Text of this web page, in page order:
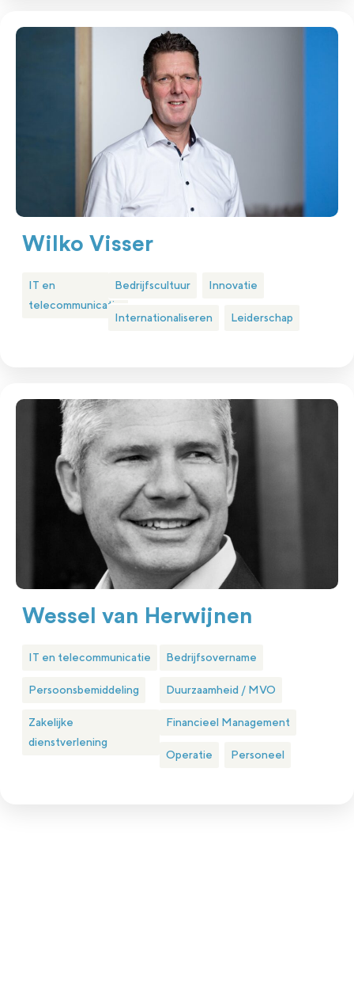
Wilko Visser
IT en
telecommunicatie
Bedrijfscultuur Innovatie
Internationaliseren Leiderschap
Wessel van Herwijnen
IT en telecommunicatie
Persoonsbemiddeling
Zakelijke
dienstverlening
Bedrijfsovername
Duurzaamheid / MVO
Financieel Management
Operatie Personeel